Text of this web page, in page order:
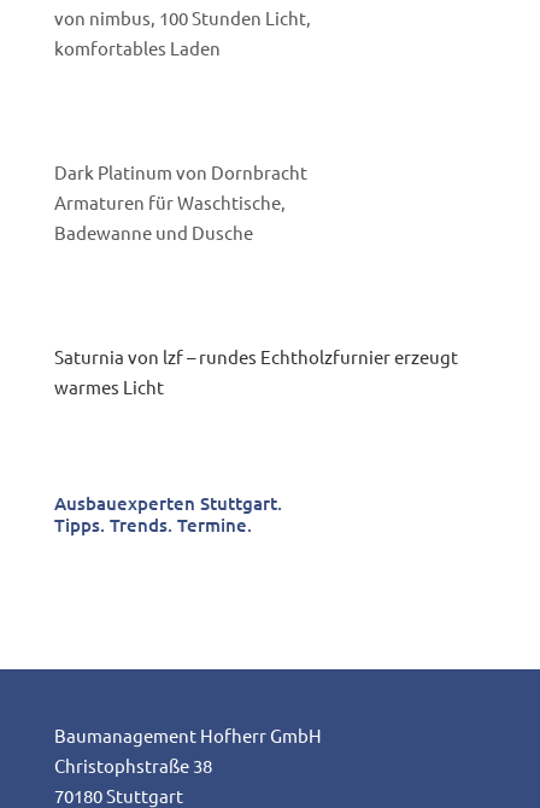
von nimbus, 100 Stunden Licht,
komfortables Laden
Dark Platinum von Dornbracht
Armaturen für Waschtische,
Badewanne und Dusche
Saturnia von lzf – rundes Echtholzfurnier erzeugt
warmes Licht
Ausbauexperten Stuttgart.
Tipps. Trends. Termine.
Baumanagement Hofherr GmbH
Christophstraße 38
70180 Stuttgart